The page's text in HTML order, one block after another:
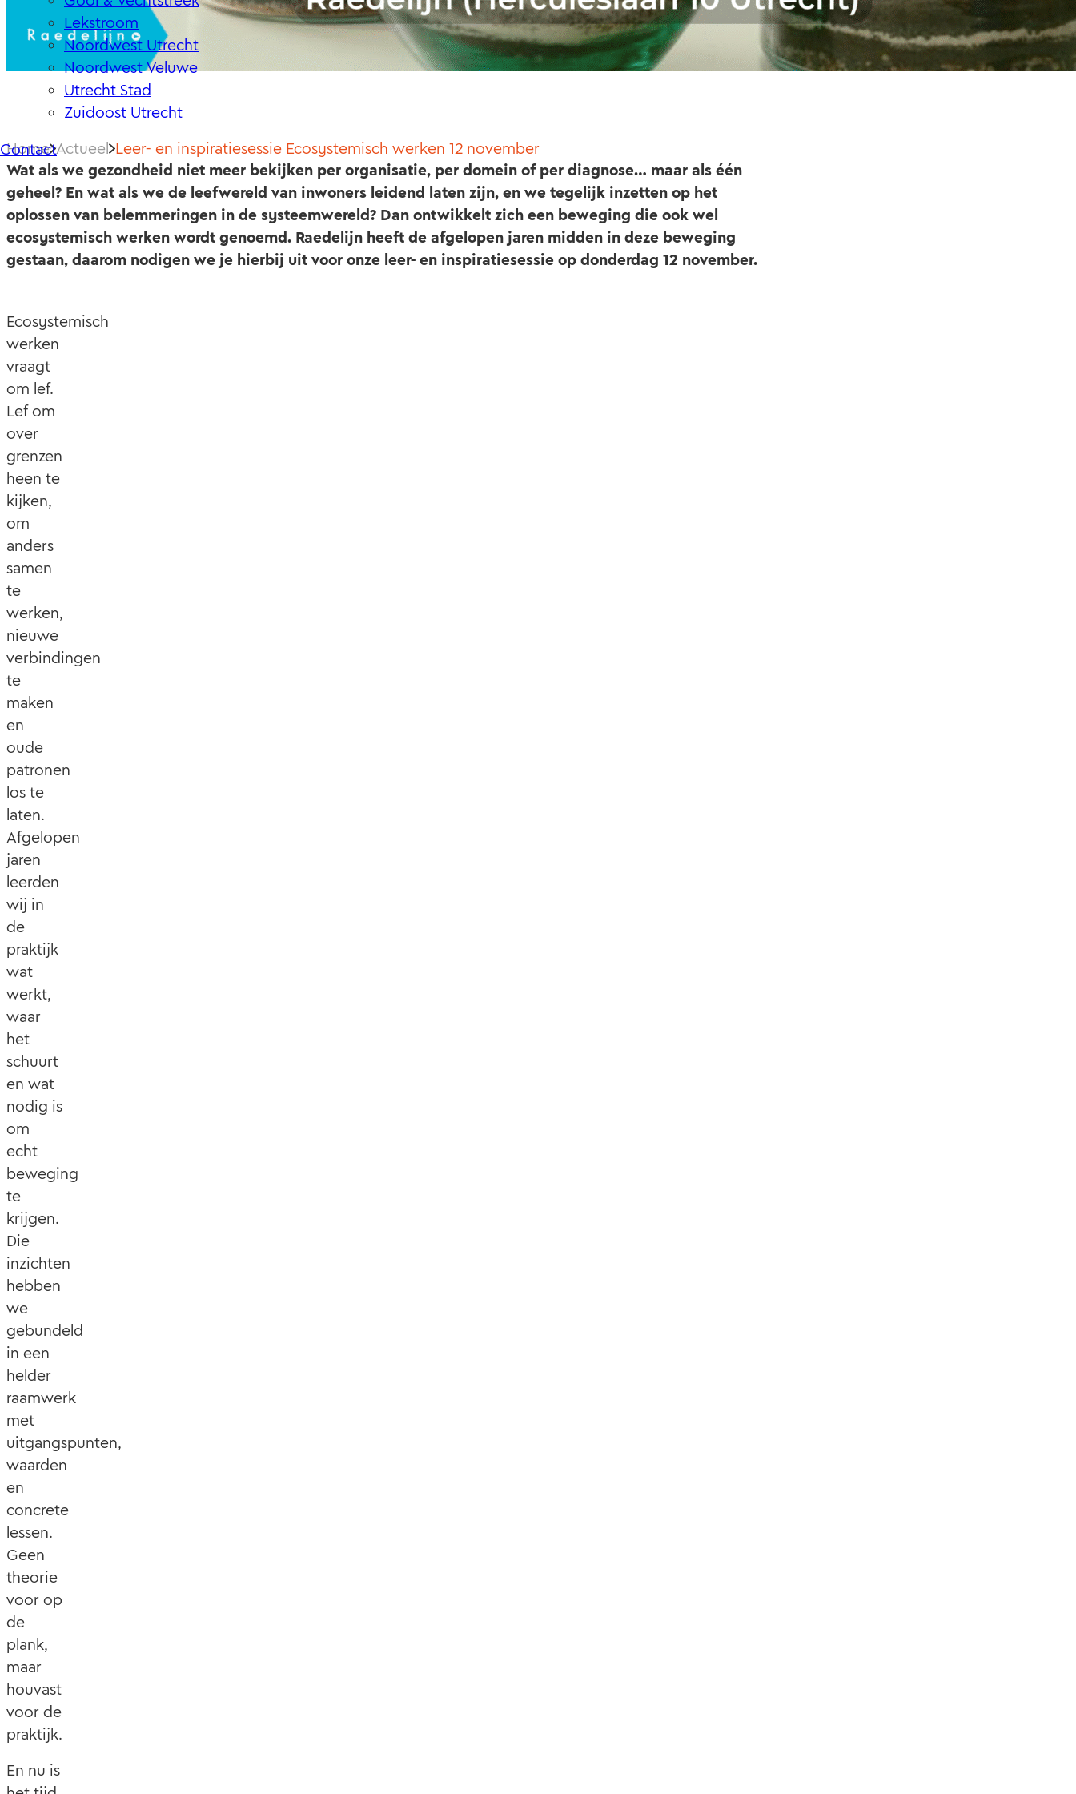
Lekstroom
Noordwest Utrecht
Noordwest Veluwe
Utrecht Stad
Zuidoost Utrecht
Contact
Home Actueel Leer- en inspiratiesessie Ecosystemisch werken 12 november
Wat als we gezondheid niet meer bekijken per organisatie, per domein of per diagnose… maar als één
geheel? En wat als we de leefwereld van inwoners leidend laten zijn, en we tegelijk inzetten op het
oplossen van belemmeringen in de systeemwereld? Dan ontwikkelt zich een beweging die ook wel
ecosystemisch werken wordt genoemd. Raedelijn heeft de afgelopen jaren midden in deze beweging
gestaan, daarom nodigen we je hierbij uit voor onze leer- en inspiratiesessie op donderdag 12 november.
Ecosystemisch
werken
vraagt
om lef.
Lef om
over
grenzen
heen te
kijken,
om
anders
samen
te
werken,
nieuwe
verbindingen
te
maken
en
oude
patronen
los te
laten.
Afgelopen
jaren
leerden
wij in
de
praktijk
wat
werkt,
waar
het
schuurt
en wat
nodig is
om
echt
beweging
te
krijgen.
Die
inzichten
hebben
we
gebundeld
in een
helder
raamwerk
met
uitgangspunten,
waarden
en
concrete
lessen.
Geen
theorie
voor op
de
plank,
maar
houvast
voor de
praktijk.
En nu is